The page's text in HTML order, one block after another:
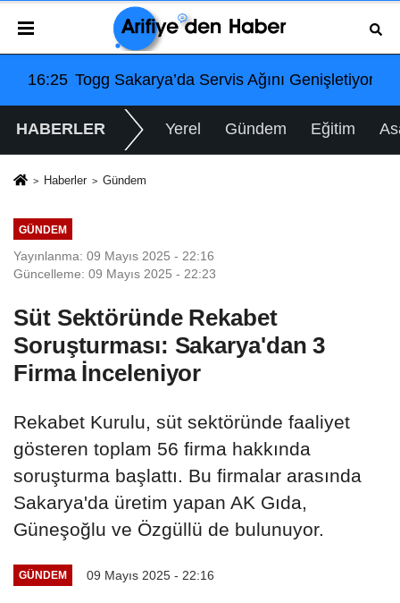
Komisyonu’nda
Servis Ağını Genişletiyor: Arifiye Hanlıköy’e Yeni
08:40 Arifiye'de Gençlik
HABERLER Yerel Gündem Eğitim
Haberler Gündem
GÜNDEM
Yayınlanma: 09 Mayıs 2025 - 22:16
Güncelleme: 09 Mayıs 2025 - 22:23
Süt Sektöründe Rekabet
Soruşturması: Sakarya'dan 3
Firma İnceleniyor
Rekabet Kurulu, süt sektöründe faaliyet
gösteren toplam 56 firma hakkında
soruşturma başlattı. Bu firmalar arasında
Sakarya'da üretim yapan AK Gıda,
Güneşoğlu ve Özgüllü de bulunuyor.
GÜNDEM 09 Mayıs 2025 - 22:16